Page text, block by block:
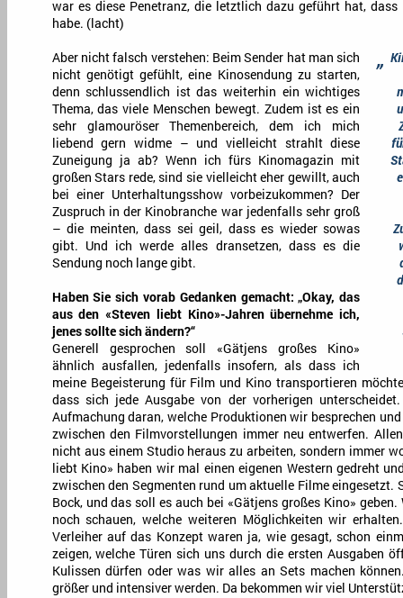
war es diese Penetranz, die letztlich dazu geführt hat, dass
habe. (lacht)
„
Aber nicht falsch verstehen: Beim Sender hat man sich
nicht genötigt gefühlt, eine Kinosendung zu starten,
denn schlussendlich ist das weiterhin ein wichtiges
Thema, das viele Menschen bewegt. Zudem ist es ein
sehr glamouröser Themenbereich, dem ich mich
liebend gern widme – und vielleicht strahlt diese
Zuneigung ja ab? Wenn ich fürs Kinomagazin mit
großen Stars rede, sind sie vielleicht eher gewillt, auch
bei einer Unterhaltungsshow vorbeizukommen? Der
Zuspruch in der Kinobranche war jedenfalls sehr groß
– die meinten, dass sei geil, dass es wieder sowas
gibt. Und ich werde alles dransetzen, dass es die
Sendung noch lange gibt.
Haben Sie sich vorab Gedanken gemacht: „Okay, das
aus den «Steven liebt Kino»-Jahren übernehme ich,
jenes sollte sich ändern?“
Generell gesprochen soll «Gätjens großes Kino»
ähnlich ausfallen, jedenfalls insofern, als dass ich
meine Begeisterung für Film und Kino transportieren
dass sich jede Ausgabe von der vorherigen
Aufmachung daran, welche Produktionen wir besprechen
zwischen den Filmvorstellungen immer neu entwerfen.
nicht aus einem Studio heraus zu arbeiten, sondern immer
liebt Kino» haben wir mal einen eigenen Western gedreht
zwischen den Segmenten rund um aktuelle Filme eingesetzt.
Bock, und das soll es auch bei «Gätjens großes Kino»
noch schauen, welche weiteren Möglichkeiten wir
Verleiher auf das Konzept waren ja, wie gesagt, schon
zeigen, welche Türen sich uns durch die ersten Ausgaben
Kulissen dürfen oder was wir alles an Sets machen
größer und intensiver werden. Da bekommen wir viel